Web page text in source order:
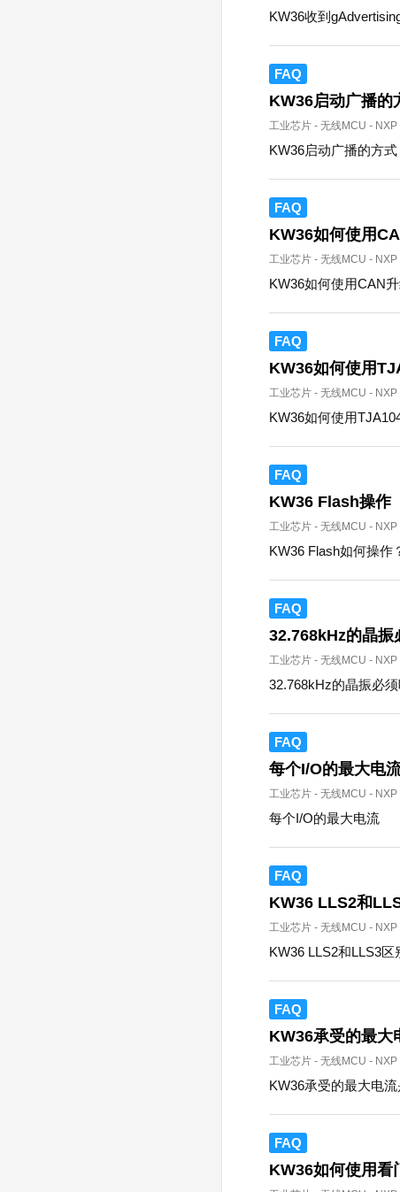
KW36收到
FAQ
KW36启动广播的
工业芯片 - 无线MCU - NXP
KW36启动广播的方式
FAQ
KW36如何使用
工业芯片 - 无线MCU - NXP
KW36如何使用CAN
FAQ
KW36如何使用
工业芯片 - 无线MCU - NXP
KW36如何使用
FAQ
KW36 Flash操作
工业芯片 - 无线MCU - NXP
KW36 Flash如何操作
FAQ
32.768kHz的晶振
工业芯片 - 无线MCU - NXP
32.768kHz的晶振必须
FAQ
每个I/O的最大电
工业芯片 - 无线MCU - NXP
每个I/O的最大电流
FAQ
KW36 LLS2和
工业芯片 - 无线MCU - NXP
KW36 LLS2和LLS3区
FAQ
KW36承受的最大
工业芯片 - 无线MCU - NXP
KW36承受的最大电流
FAQ
KW36如何使用看